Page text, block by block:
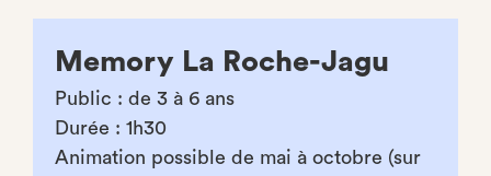
Memory La Roche-Jagu
Public : de 3 à 6 ans
Durée : 1h30
Animation possible de mai à octobre (sur